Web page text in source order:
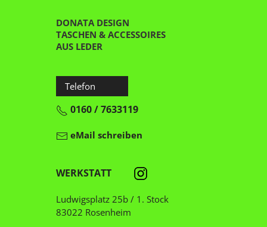
DONATA DESIGN
TASCHEN & ACCESSOIRES
AUS LEDER
Telefon
0160 / 7633119
eMail schreiben
WERKSTATT
Ludwigsplatz 25b / 1. Stock
83022 Rosenheim